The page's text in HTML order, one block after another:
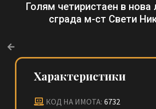
Голям четиристаен в нова
сграда м-ст Свети
Характеристики
КОД НА ИМОТА: 6732